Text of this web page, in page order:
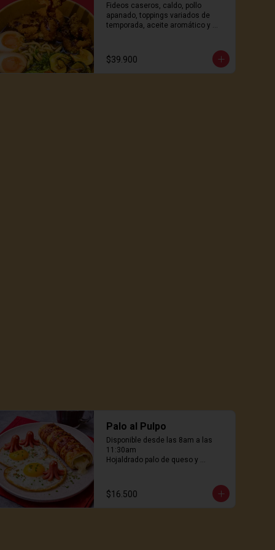
Fideos caseros, caldo, pollo
apanado, toppings variados de
temporada, aceite aromático y
$39.900
Palo al Pulpo
Disponible desde las 8am a las
11:30am
Hojaldrado palo de queso y
$16.500